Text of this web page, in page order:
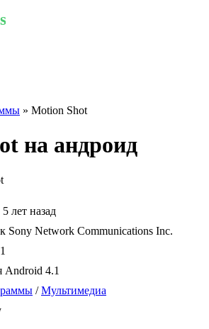
» Motion Shot
на андроид
5 лет назад
Sony Network Communications Inc.
Android 4.1
/Мультимедиа